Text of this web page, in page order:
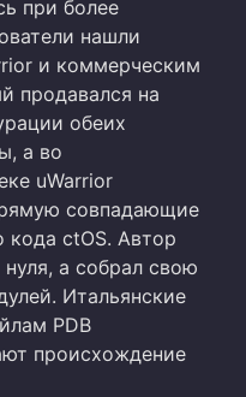
при более
нашли
и коммерческим
продавался на
обеих
а во
uWarrior
совпадающие
кода ctOS. Автор
а собрал свою
Итальянские
PDB
происхождение